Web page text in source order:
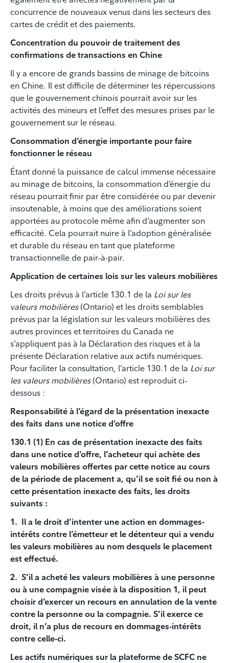
concurrence de nouveaux venus dans les secteurs des
cartes de crédit et des paiements.
Concentration du pouvoir de traitement des
confirmations de transactions en Chine
Il y a encore de grands bassins de minage de bitcoins
en Chine. Il est difficile de déterminer les répercussions
que le gouvernement chinois pourrait avoir sur les
activités des mineurs et l’effet des mesures prises par le
gouvernement sur le réseau.
Consommation d’énergie importante pour faire
fonctionner le réseau
Étant donné la puissance de calcul immense nécessaire
au minage de bitcoins, la consommation d’énergie du
réseau pourrait finir par être considérée ou par devenir
insoutenable, à moins que des améliorations soient
apportées au protocole même afin d’augmenter son
efficacité. Cela pourrait nuire à l’adoption généralisée
et durable du réseau en tant que plateforme
transactionnelle de pair-à-pair.
Application de certaines lois sur les valeurs mobilières
Les droits prévus à l’article 130.1 de la Loi sur les
valeurs mobilières(Ontario) et les droits semblables
prévus par la législation sur les valeurs mobilières des
autres provinces et territoires du Canada ne
s’appliquent pas à la Déclaration des risques et à la
présente Déclaration relative aux actifs numériques.
Pour faciliter la consultation, l’article 130.1 de la Loi sur
les valeurs mobilières(Ontario) est reproduit ci-
dessous :
Responsabilité à l’égard de la présentation inexacte
des faits dans une notice d’offre
130.1 (1) En cas de présentation inexacte des faits
dans une notice d’offre, l’acheteur qui achète des
valeurs mobilières offertes par cette notice au cours
de la période de placement a, qu’il se soit fié ou non à
cette présentation inexacte des faits, les droits
suivants :
1. Il a le droit d’intenter une action en dommages-
intérêts contre l’émetteur et le détenteur qui a vendu
les valeurs mobilières au nom desquels le placement
est effectué.
2. S’il a acheté les valeurs mobilières à une personne
ou à une compagnie visée à la disposition 1, il peut
choisir d’exercer un recours en annulation de la vente
contre la personne ou la compagnie. S’il exerce ce
droit, il n’a plus de recours en dommages-intérêts
contre celle-ci.
Les actifs numériques sur la plateforme de SCFC ne